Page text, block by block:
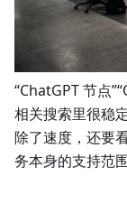
“ChatGPT 节点
相关搜索里很稳
除了速度，还要
务本身的支持范围